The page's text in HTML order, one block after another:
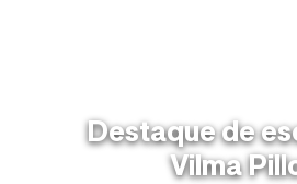
Destaque de
Vilma